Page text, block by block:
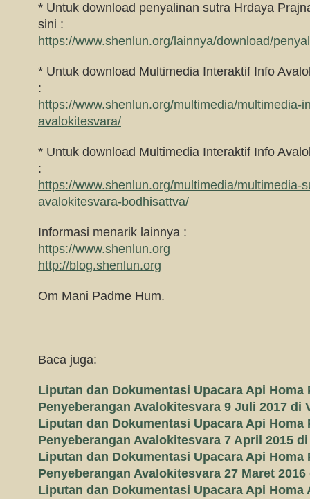
* Untuk download penyalinan sutra Hrdaya
sini :
https://www.shenlun.org/lainnya/download/
* Untuk download Multimedia Interaktif Info
:
https://www.shenlun.org/multimedia/multimedia-
avalokitesvara/
* Untuk download Multimedia Interaktif Info
:
https://www.shenlun.org/multimedia/multimedia-
avalokitesvara-bodhisattva/
Informasi menarik lainnya :
https://www.shenlun.org
http://blog.shenlun.org
Om Mani Padme Hum.
Baca juga:
Liputan dan Dokumentasi Upacara Api Homa
Penyeberangan Avalokitesvara 9 Juli 2017 di
Liputan dan Dokumentasi Upacara Api Homa
Penyeberangan Avalokitesvara 7 April 2015
Liputan dan Dokumentasi Upacara Api Homa
Penyeberangan Avalokitesvara 27 Maret
Liputan dan Dokumentasi Upacara Api Homa